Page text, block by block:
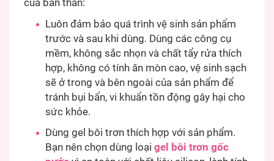
của bản thân:
Luôn đảm bảo quá trình vệ sinh sản phẩm
trước và sau khi dùng. Dùng các công cụ
mềm, không sắc nhọn và chất tẩy rửa thích
hợp, không có tính ăn mòn cao, vệ sinh sạch
sẽ ở trong và bên ngoài của sản phẩm để
tránh bụi bẩn, vi khuẩn tồn động gây hại cho
sức khỏe.
Dùng gel bôi trơn thích hợp với sản phẩm.
Bạn nên chọn dùng loại gel bôi trơn gốc